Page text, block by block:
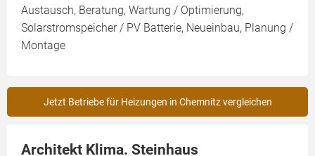
Austausch, Beratung, Wartung / Optimierung,
Solarstromspeicher / PV Batterie, Neueinbau, Planung /
Montage
Jetzt Betriebe für Heizungen in Chemnitz vergleichen
Architekt Klima. Steinhaus